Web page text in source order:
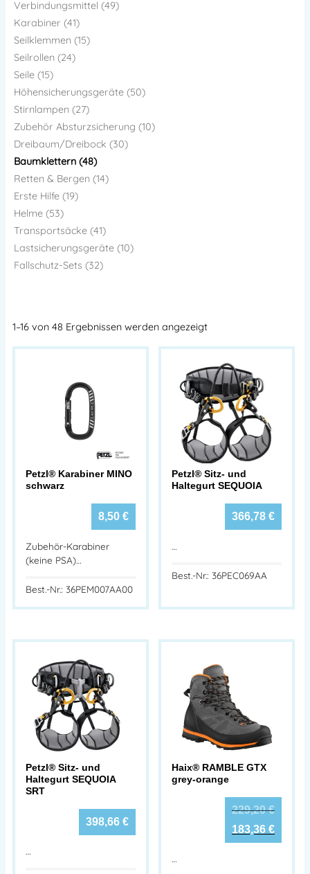
Verbindungsmittel (49)
Karabiner (41)
Seilklemmen (15)
Seilrollen (24)
Seile (15)
Höhensicherungsgeräte (50)
Stirnlampen (27)
Zubehör Absturzsicherung (10)
Dreibaum/Dreibock (30)
Baumklettern (48)
Retten & Bergen (14)
Erste Hilfe (19)
Helme (53)
Transportsäcke (41)
Lastsicherungsgeräte (10)
Fallschutz-Sets (32)
1–16 von 48 Ergebnissen werden angezeigt
Petzl® Karabiner MINO
schwarz
8,50 €
Zubehör-Karabiner
(keine PSA)…
Best.-Nr.: 36PEM007AA00
Petzl® Sitz- und
Haltegurt SEQUOIA
366,78 €
…
Best.-Nr.: 36PEC069AA
Petzl® Sitz- und
Haltegurt SEQUOIA
SRT
398,66 €
…
Haix® RAMBLE GTX
grey-orange
229,20€
183,36 €
…